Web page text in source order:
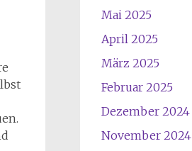
Mai 2025
April 2025
März 2025
Februar 2025
Dezember 2024
November 2024